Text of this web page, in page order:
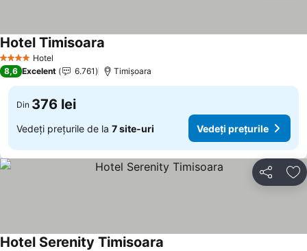
4 Stele Hotel
Hotel Timisoara
8,6 Excelent 6.761 Timișoara
Din 376 lei
Vedeți prețurile de la 7 site-uri Vedeți prețurile
Distribuiți
Hotel Serenity Timisoara